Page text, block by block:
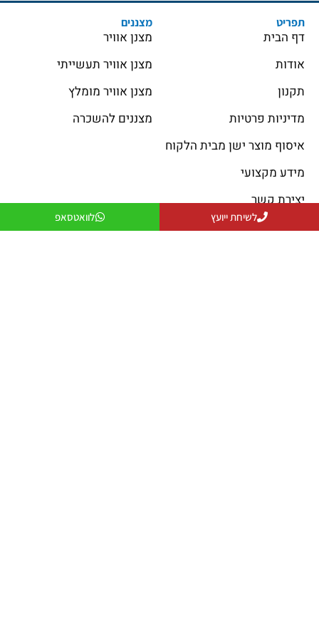
תפריט
דף הבית
אודות
תקנון
מדיניות פרטיות
איסוף מוצר ישן מבית הלקוח
מידע מקצועי
יצירת קשר
מצננים
מצנן אוויר
מצנן אוויר תעשייתי
מצנן אוויר מומלץ
מצננים להשכרה
לשיחת ייועץ לוואטסאפ